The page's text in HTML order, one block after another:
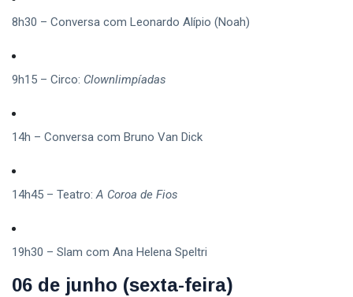
8h30 – Conversa com Leonardo Alípio (Noah)
9h15 – Circo: Clownlimpíadas
14h – Conversa com Bruno Van Dick
14h45 – Teatro:A Coroa de Fios
19h30 – Slam com Ana Helena Speltri
06 de junho (sexta-feira)